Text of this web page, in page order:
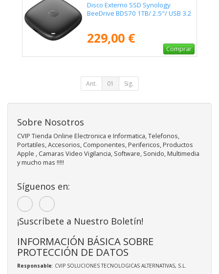
Disco Externo SSD Synology
BeeDrive BDS70 1TB/ 2.5"/ USB 3.2
229,00 €
Comprar
Ant. 01 Sig.
Sobre Nosotros
CVIP Tienda Online Electronica e Informatica, Telefonos,
Portatiles, Accesorios, Componentes, Perifericos, Productos
Apple , Camaras Video Vigilancia, Software, Sonido, Multimedia
y mucho mas !!!!!
Síguenos en:
¡Suscríbete a Nuestro Boletín!
INFORMACIÓN BÁSICA SOBRE
PROTECCIÓN DE DATOS
Responsable: CVIP SOLUCIONES TECNOLOGICAS ALTERNATIVAS, S.L.